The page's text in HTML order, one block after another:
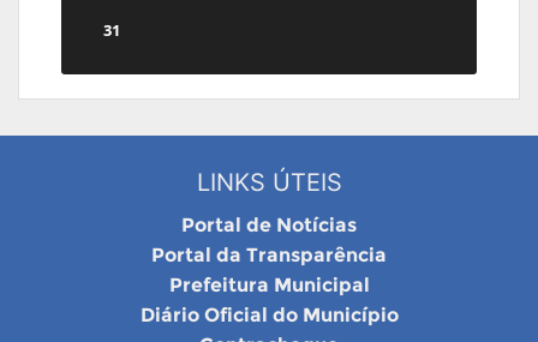
31
LINKS ÚTEIS
Portal de Notícias
Portal da Transparência
Prefeitura Municipal
Diário Oficial do Município